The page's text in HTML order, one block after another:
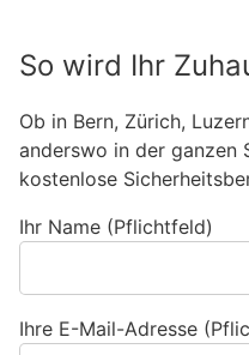
So wird Ihr
Ob in Bern, Zürich,
anderswo in der ganzen
kostenlose
Ihr Name (Pflichtfeld)
Ihre E-Mail-Adresse